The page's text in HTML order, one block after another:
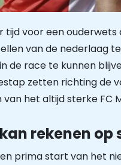
tijd voor een
van de nederlaag
de race te kunnen
zetten richting de
het altijd sterke FC
rekenen
prima start van het